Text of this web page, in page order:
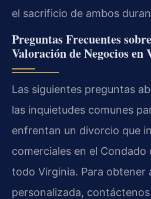
el sacrificio de ambos
Preguntas Frecuentes
Valoración de Negocios
Las siguientes preguntas
las inquietudes comunes
enfrentan un divorcio que
comerciales en el Condado
todo Virginia. Para obtener
personalizada,